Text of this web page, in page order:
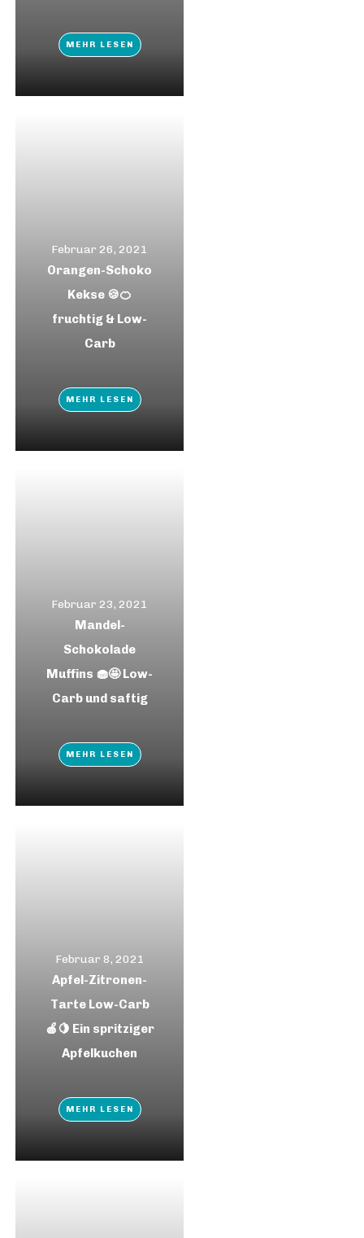
MEHR LESEN
Februar 26, 2021
Orangen-Schoko
Kekse 🍪🍊
fruchtig & Low-
Carb
MEHR LESEN
Februar 23, 2021
Mandel-
Schokolade
Muffins 🧁🤩 Low-
Carb und saftig
MEHR LESEN
Februar 8, 2021
Apfel-Zitronen-
Tarte Low-Carb
🍎🍋 Ein spritziger
Apfelkuchen
MEHR LESEN